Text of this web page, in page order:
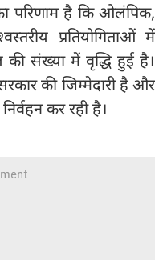
परिणाम है कि ओलंपिक,
प्रतियोगिताओं में
की संख्या में वृद्धि हुई है।
की जिम्मेदारी है और
कर रही है।